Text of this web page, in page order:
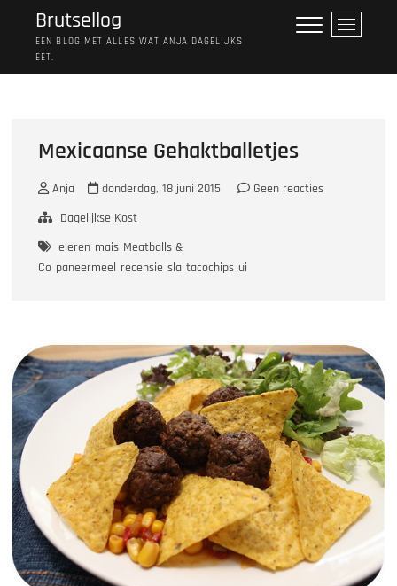
Brutsellog
EEN BLOG MET ALLES WAT ANJA DAGELIJKS
EET.
M
e
Mexicaanse Gehaktballetjes
Anja donderdag, 18 juni 2015
Geen reacties
Dagelijkse Kost
eieren mais Meatballs &
Co paneermeel recensie sla tacochips ui